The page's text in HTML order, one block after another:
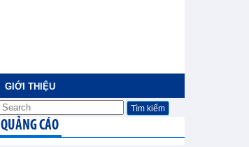
GIỚI THIỆU
QUẢNG CÁO